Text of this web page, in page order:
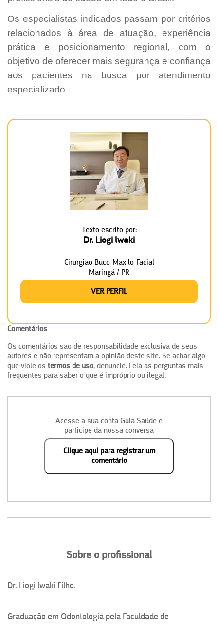
Os especialistas indicados passam por critérios
relacionados à área de atuação, experiência
prática e posicionamento regional, com o
objetivo de oferecer mais segurança e confiança
aos pacientes na busca por atendimento
especializado.
Texto escrito por:
Dr. Liogi lwaki
Cirurgião Buco-Maxilo-Facial
Maringá / PR
VER PERFIL
Comentários
Os comentários são de responsabilidade exclusiva de seus
autores e não representam a opinião deste site. Se achar algo
que viole os termos de uso, denuncie. Leia as perguntas mais
frequentes para saber o que é impróprio ou ilegal.
Acesse a sua conta Guia Saúde e
participe da nossa conversa
Clique aqui para registrar um
comentário
Sobre o profissional
Dr. Liogi lwaki Filho.
Graduação em Odontologia pela Faculdade de